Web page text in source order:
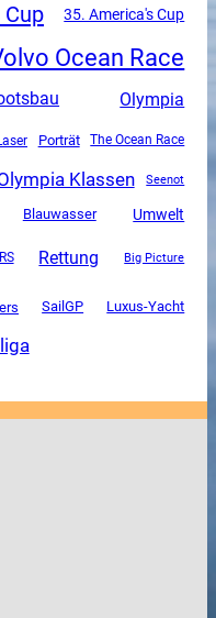
35. America's Cup
Ocean Race
Olympia
Porträt The Ocean Race
Klassen Seenot
Blauwasser Umwelt
Rettung Big Picture
SailGP Luxus-Yacht